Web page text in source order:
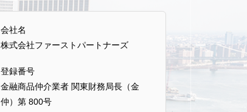
会社名
株式会社ファーストパートナーズ
登録番号
金融商品仲介業者 関東財務局長（金
仲）第 800号